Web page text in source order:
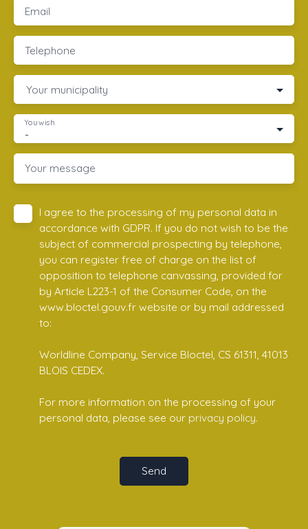
Email
Telephone
Your municipality
-
You wish
Your message
I agree to the processing of my personal data in
accordance with GDPR. If you do not wish to be the
subject of commercial prospecting by telephone,
you can register free of charge on the list of
opposition to telephone canvassing, provided for
by Article L223-1 of the Consumer Code, on the
www.bloctel.gouv.fr website or by mail addressed
to:
Worldline Company, Service Bloctel, CS 61311, 41013
BLOIS CEDEX.
For more information on the processing of your
personal data, please see our privacy policy.
Send